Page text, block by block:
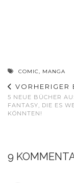
COMIC, MANGA
VORHERIGER
5 NEUE BÜCHER
FANTASY, DIE ES
KÖNNTEN!
9